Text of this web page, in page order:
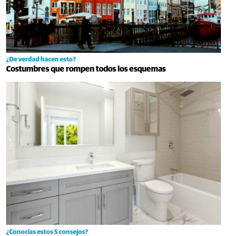
¿De verdad hacen esto?
Costumbres que rompen todos los esquemas
¿Conocías estos 5 consejos?